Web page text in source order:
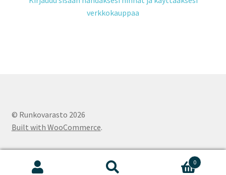
verkkokauppaa
© Runkovarasto 2026
Built with WooCommerce.
0